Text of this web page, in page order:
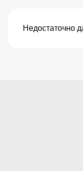
Недостаточно